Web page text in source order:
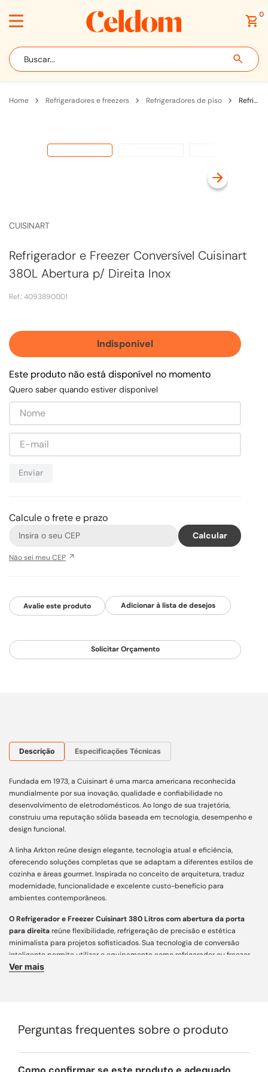
0
Buscar...
refrigeradores e freezers refrigeradores de piso Refrigerador e Freezer Conversível Cuisinart 380L Abertura p/ Direita Inox
CUISINART
Refrigerador e Freezer Conversível Cuisinart
380L Abertura p/ Direita Inox
Ref.:4093890001
Indisponível
Este produto não está disponível no momento
Quero saber quando estiver disponível
Enviar
Calcule o frete e prazo
Não sei meu CEP
Avalie este produto
Solicitar Orçamento
Descrição Especificações Técnicas
Fundada em 1973, a Cuisinart é uma marca americana reconhecida
mundialmente por sua inovação, qualidade e confiabilidade no
desenvolvimento de eletrodomésticos. Ao longo de sua trajetória,
construiu uma reputação sólida baseada em tecnologia, desempenho e
design funcional.
A linha Arkton reúne design elegante, tecnologia atual e eficiência,
oferecendo soluções completas que se adaptam a diferentes estilos de
cozinha e áreas gourmet. Inspirada no conceito de arquitetura, traduz
modernidade, funcionalidade e excelente custo-benefício para
ambientes contemporâneos.
O Refrigerador e Freezer Cuisinart 380 Litros com abertura da porta
para direitareúne flexibilidade, refrigeração de precisão e estética
minimalista para projetos sofisticados. Sua tecnologia de conversão
inteligente permite utilizar o equipamento como refrigerador ou freezer
conforme a necessidade, enquanto o compressor Dual Inverter
minimalistas e 7 prateleiras com frontal em inox que proporcionam
sofisticação e melhor organização interna. Pode ser aplicado lado a lado
Ver mais
Perguntas frequentes sobre o produto